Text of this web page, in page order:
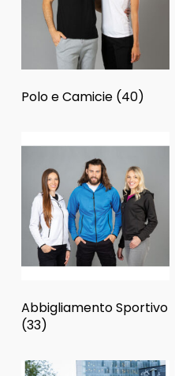
Polo e Camicie (40)
Abbigliamento Sportivo
(33)